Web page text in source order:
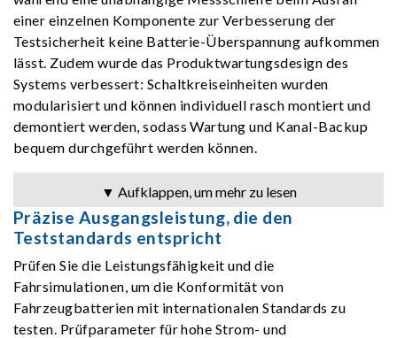
einer einzelnen Komponente zur Verbesserung der
Testsicherheit keine Batterie-Überspannung aufkommen
lässt. Zudem wurde das Produktwartungsdesign des
Systems verbessert: Schaltkreiseinheiten wurden
modularisiert und können individuell rasch montiert und
demontiert werden, sodass Wartung und Kanal-Backup
bequem durchgeführt werden können.
▼ Aufklappen, um mehr zu lesen
Präzise Ausgangsleistung, die den
Teststandards entspricht
Prüfen Sie die Leistungsfähigkeit und die
Fahrsimulationen, um die Konformität von
Fahrzeugbatterien mit internationalen Standards zu
testen. Prüfparameter für hohe Strom- und